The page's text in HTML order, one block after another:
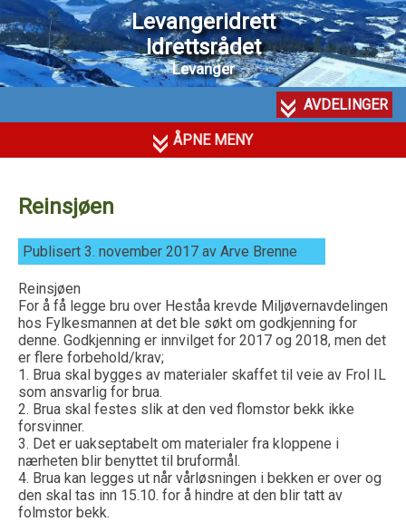
Levangeridrett
Idrettsrådet
Levanger
AVDELINGER
ÅPNE MENY
Reinsjøen
Publisert 3. november 2017 av Arve Brenne
Reinsjøen
For å få legge bru over Heståa krevde Miljøvernavdelingen
hos Fylkesmannen at det ble søkt om godkjenning for
denne. Godkjenning er innvilget for 2017 og 2018, men det
er flere forbehold/krav;
1. Brua skal bygges av materialer skaffet til veie av Frol IL
som ansvarlig for brua.
2. Brua skal festes slik at den ved flomstor bekk ikke
forsvinner.
3. Det er uakseptabelt om materialer fra kloppene i
nærheten blir benyttet til bruformål.
4. Brua kan legges ut når vårløsningen i bekken er over og
den skal tas inn 15.10. for å hindre at den blir tatt av
folmstor bekk.